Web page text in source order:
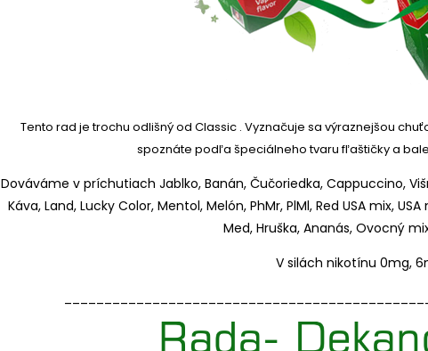
Tento rad je trochu odlišný od Classic . Vyznačuje sa výraznejšou
spoznáte podľa špeciálneho tvaru fľaštičky a
Dováváme v príchutiach Jablko, Banán, Čučoriedka, Cappuccino,
Káva, Land, Lucky Color, Mentol, Melón, PhMr, PlMl, Red USA mix,
Med, Hruška, Ananás, Ovocný
V silách nikotínu 0mg,